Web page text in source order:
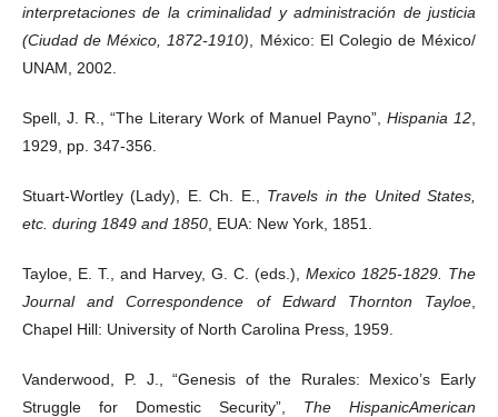
interpretaciones de la criminalidad y administración de justicia
(Ciudad de México, 1872-1910) , México: El Colegio de México/
UNAM, 2002.
Spell, J. R., “The Literary Work of Manuel Payno”, Hispania 12
1929, pp. 347-356.
Stuart-Wortley (Lady), E. Ch. E., Travels in the United States,
etc. during 1849 and 1850 , EUA: New York, 1851.
Tayloe, E. T., and Harvey, G. C. (eds.), Mexico 1825-1829. The
Journal and Correspondence of Edward Thornton Tayloe
Chapel Hill: University of North Carolina Press, 1959.
Vanderwood, P. J., “Genesis of the Rurales: Mexico’s Early
Struggle for Domestic Security”, The HispanicAmerican